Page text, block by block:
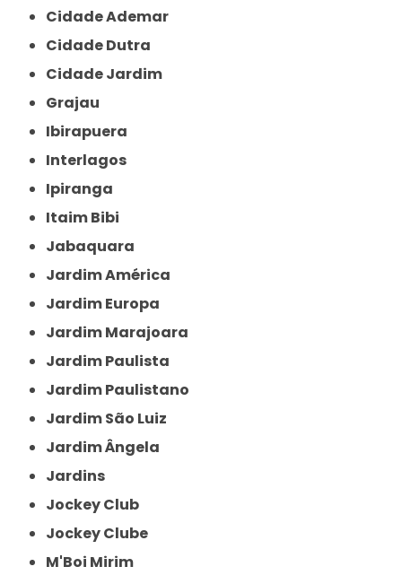
Cidade Ademar
Cidade Dutra
Cidade Jardim
Grajau
Ibirapuera
Interlagos
Ipiranga
Itaim Bibi
Jabaquara
Jardim América
Jardim Europa
Jardim Marajoara
Jardim Paulista
Jardim Paulistano
Jardim São Luiz
Jardim Ângela
Jardins
Jockey Club
Jockey Clube
M'Boi Mirim